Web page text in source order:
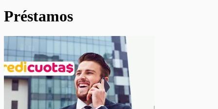
Préstamos